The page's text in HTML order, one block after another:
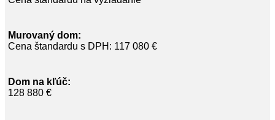
Murovaný dom:
Cena štandardu s DPH: 117 080 €
Dom na kľúč:
128 880 €